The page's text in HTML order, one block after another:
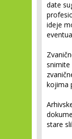
date
ideje
snimite
kojima
stare